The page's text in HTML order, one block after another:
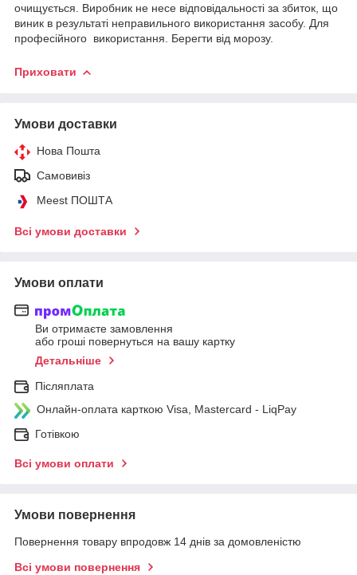
очищується. Виробник не несе відповідальності за збиток, що
виник в результаті неправильного використання засобу. Для
професійного використання. Берегти від морозу.
Приховати
Умови доставки
Нова Пошта
Самовивіз
Meest ПОШТА
Всі умови доставки
Умови оплати
Ви отримаєте замовлення
або гроші повернуться на вашу картку
Детальніше
Післяплата
Онлайн-оплата карткою Visa, Mastercard - LiqPay
Готівкою
Всі умови оплати
Умови повернення
Повернення товару впродовж 14 днів за домовленістю
Всі умови повернення